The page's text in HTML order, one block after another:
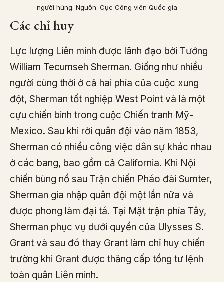
người hùng. Nguồn: Cục Công viên Quốc gia
Các chỉ huy
Lực lượng Liên minh được lãnh đạo bởi Tướng
William Tecumseh Sherman. Giống như nhiều
người cùng thời ở cả hai phía của cuộc xung
đột, Sherman tốt nghiệp West Point và là một
cựu chiến binh trong cuộc Chiến tranh Mỹ-
Mexico. Sau khi rời quân đội vào năm 1853,
Sherman có nhiều công việc dân sự khác nhau
ở các bang, bao gồm cả California. Khi Nội
chiến bùng nổ sau Trận chiến Pháo đài Sumter,
Sherman gia nhập quân đội một lần nữa và
được phong làm đại tá. Tại Mặt trận phía Tây,
Sherman phục vụ dưới quyền của Ulysses S.
Grant và sau đó thay Grant làm chỉ huy chiến
trường khi Grant được thăng cấp tổng tư lệnh
toàn quân Liên minh.